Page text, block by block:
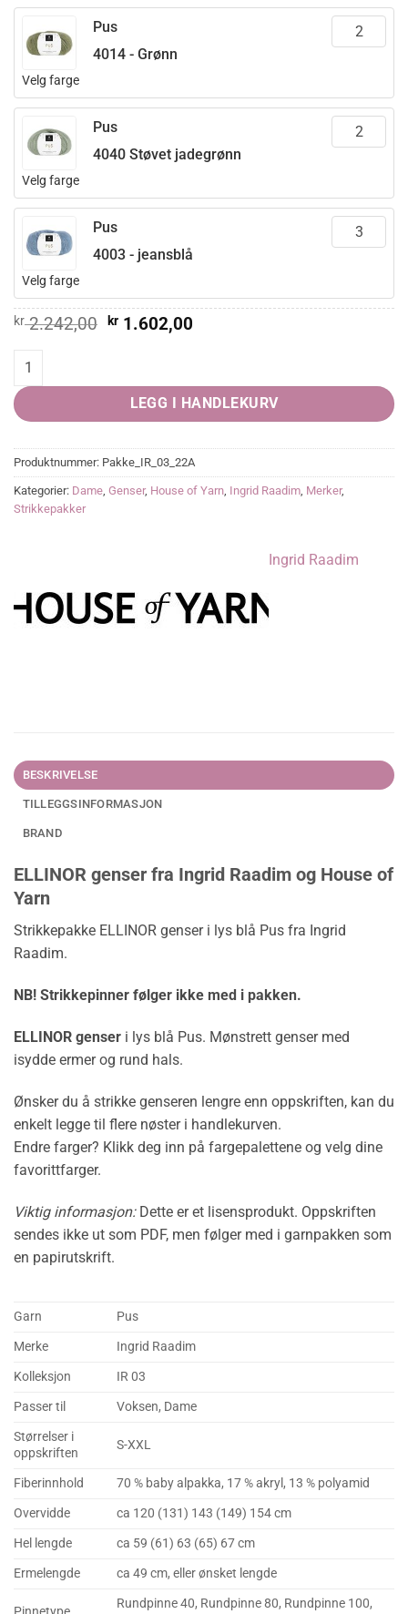
Velg farge
Pus
4014 - Grønn
Velg farge
Pus
4040 Støvet jadegrønn
Velg farge
Pus
4003 - jeansblå
kr2.242,00 Opprinnelig
kr1.602,00Nåværende
ELLINOR genser quantity
LEGG I HANDLEKURV
Produktnummer: Pakke_IR_03_22A
Kategorier: Dame Genser, House of Yarn Ingrid Raadim Merker,
Strikkepakker
Ingrid Raadim
BESKRIVELSE
TILLEGGSINFORMASJON
BRAND
ELLINOR genser fra Ingrid Raadim og House of
Yarn
Strikkepakke ELLINOR genser i lys blå Pus fra Ingrid
Raadim.
NB! Strikkepinner følger ikke med i pakken.
ELLINOR genser i lys blå Pus. Mønstrett genser med
isydde ermer og rund hals.
Ønsker du å strikke genseren lengre enn oppskriften, kan du
enkelt legge til flere nøster i handlekurven.
Endre farger? Klikk deg inn på fargepalettene og velg dine
favorittfarger.
Viktig informasjon: Dette er et lisensprodukt. Oppskriften
sendes ikke ut som PDF, men følger med i garnpakken som
en papirutskrift.
Garn
Pus
Merke
Ingrid Raadim
Kolleksjon
IR 03
Passer til
Voksen, Dame
Størrelser i
oppskriften
S-XXL
Fiberinnhold
70 % baby alpakka, 17 % akryl, 13 % polyamid
Overvidde
ca 120 (131) 143 (149) 154 cm
Hel lengde
ca 59 (61) 63 (65) 67 cm
Ermelengde
ca 49 cm, eller ønsket lengde
Rundpinne 40, Rundpinne 80, Rundpinne 100,